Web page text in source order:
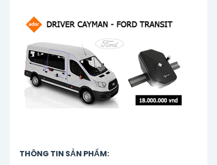
THÔNG TIN SẢN PHẨM: